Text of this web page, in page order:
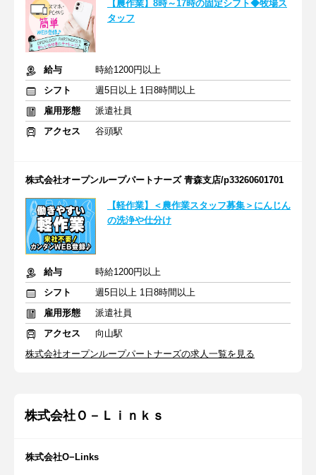
【農作業】8時～17時の固定シフト◆牧場ス
タッフ
給与
時給1200円以上
シフト
週5日以上 1日8時間以上
雇用形態
派遣社員
アクセス
谷頭駅
株式会社オープンループパートナーズ 青森支店/p33260601701
【軽作業】＜農作業スタッフ募集＞にんじん
の洗浄や仕分け
給与
時給1200円以上
シフト
週5日以上 1日8時間以上
雇用形態
派遣社員
アクセス
向山駅
株式会社オープンループパートナーズの求人一覧を見る
株式会社Ｏ－Ｌｉｎｋｓ
株式会社O−Links